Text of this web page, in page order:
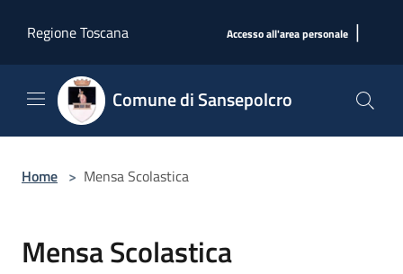
Regione Toscana
Accesso all'area personale |
Comune di Sansepolcro
Home > Mensa Scolastica
Mensa Scolastica